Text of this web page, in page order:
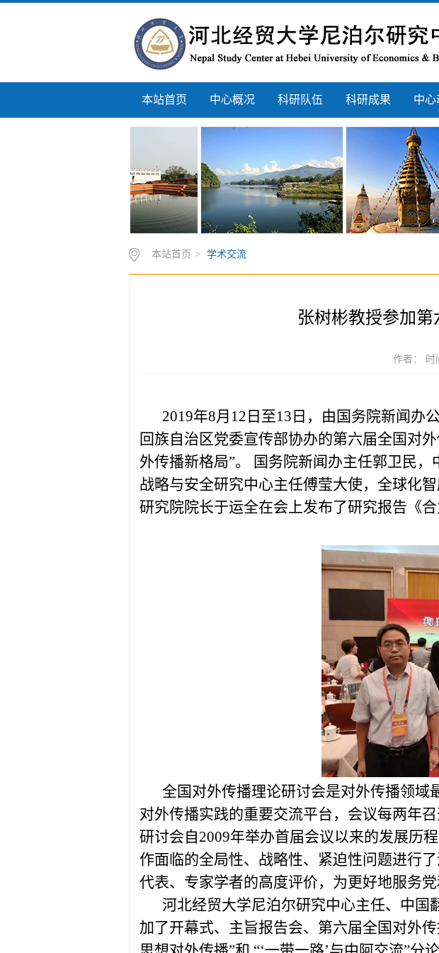
本站首页 中心概况 科研队伍 科研成果 中心
本站首页 > 学术交流
张树彬教授参加
作者： 时
2019年8月12日至13日，由国务院新闻办
回族自治区党委宣传部协办的第六届全国对
外传播新格局”。 国务院新闻办主任郭卫民
战略与安全研究中心主任傅莹大使，全球化
研究院院长于运全在会上发布了研究报告《
全国对外传播理论研讨会是对外传播领域
对外传播实践的重要交流平台，会议每两年
研讨会自2009年举办首届会议以来的发展历
作面临的全局性、战略性、紧迫性问题进行
代表、专家学者的高度评价，为更好地服务
河北经贸大学尼泊尔研究中心主任、中
加了开幕式、主旨报告会、第六届全国对外